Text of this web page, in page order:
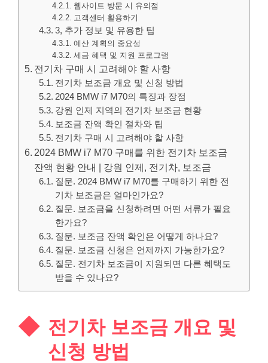
웹사이트 방문 시 유의점
고객센터 활용하기
3, 추가 정보 및 유용한 팁
예산 계획의 중요성
세금 혜택 및 지원 프로그램
전기차 구매 시 고려해야 할 사항
전기차 보조금 개요 및 신청 방법
2024 BMW i7 M70의 특징과 장점
강원 인제 지역의 전기차 보조금 현황
보조금 잔액 확인 절차와 팁
전기차 구매 시 고려해야 할 사항
2024 BMW i7 M70 구매를 위한 전기차 보조금
잔액 현황 안내 | 강원 인제, 전기차, 보조금
질문. 2024 BMW i7 M70를 구매하기 위한 전
기차 보조금은 얼마인가요?
질문. 보조금을 신청하려면 어떤 서류가 필요
한가요?
질문. 보조금 잔액 확인은 어떻게 하나요?
질문. 보조금 신청은 언제까지 가능한가요?
질문. 전기차 보조금이 지원되면 다른 혜택도
받을 수 있나요?
전기차 보조금 개요 및
신청 방법